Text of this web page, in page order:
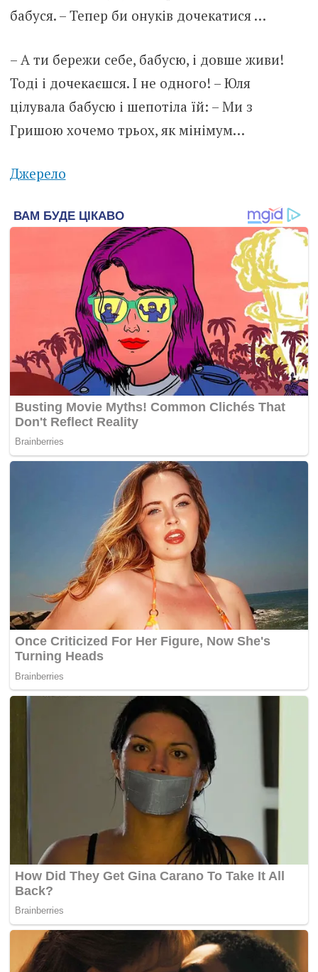
бабуся. – Тепер би онуків дочекатися …
– А ти бережи себе, бабусю, і довше живи!
Тоді і дочекаєшся. І не одного! – Юля
цілувала бабусю і шепотіла їй: – Ми з
Гришою хочемо трьох, як мінімум…
Джерело